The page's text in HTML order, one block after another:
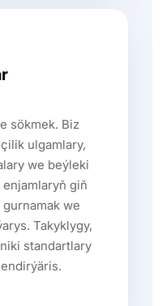
sökmek. Biz
ulgamlary,
we beýleki
giň
we
Takyklygy,
standartlary